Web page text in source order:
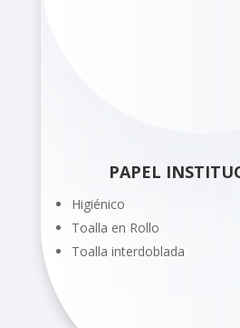
PAPEL
Higiénico
Toalla en Rollo
Toalla interdoblada